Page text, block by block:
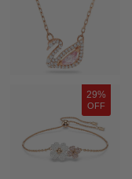
29%
OFF